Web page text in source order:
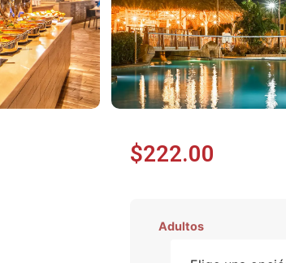
$222.00
Adultos